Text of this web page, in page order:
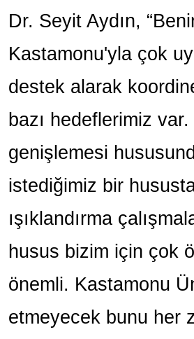
Dr. Seyit Aydın,
Kastamonu'yla çok
destek alarak
bazı hedeflerimiz
genişlemesi
istediğimiz bir
ışıklandırma
husus bizim için çok
önemli. Kastamonu
etmeyecek bunu her